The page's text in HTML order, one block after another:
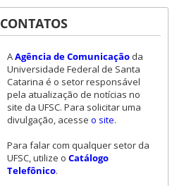
CONTATOS
AAgência de Comunicaçãoda
Universidade Federal de Santa
Catarina é o setor responsável
pela atualização de notícias no
site da UFSC. Para solicitar uma
divulgação, acesse o site.
Para falar com qualquer setor da
UFSC, utilize o Catálogo
Telefônico.